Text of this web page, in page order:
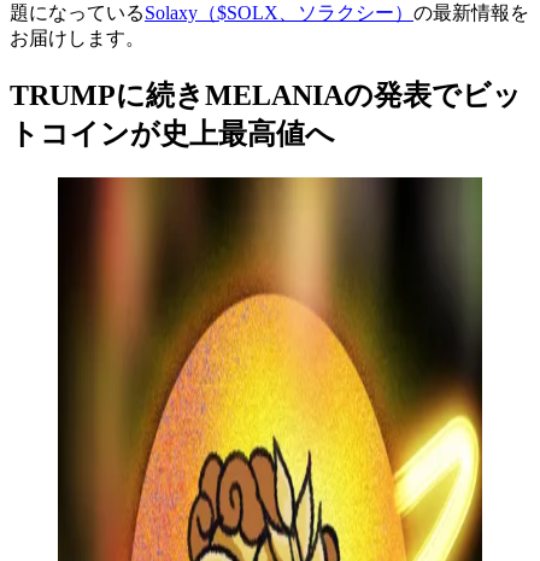
題になっているSolaxy（$SOLX、ソラクシー） の最新情報を
お届けします。
TRUMPに続きMELANIAの発表でビッ
トコインが史上最高値へ